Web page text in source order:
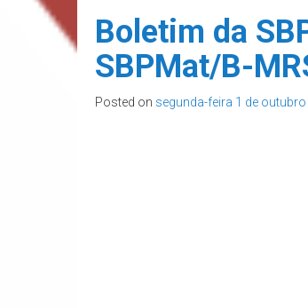
Boletim da
SBPMat/B-
Posted on segunda-feira 1 de